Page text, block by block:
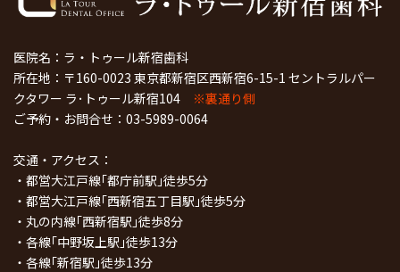
医院名：ラ・トゥール新宿歯科
所在地：〒160-0023 東京都新宿区西新宿6-15-1 セントラルパー
クタワー ラ･トゥール新宿104 ※裏通り側
ご予約・お問合せ： 03-5989-0064
交通・アクセス：
・都営大江戸線｢都庁前駅｣徒歩5分
・都営大江戸線｢西新宿五丁目駅｣徒歩5分
・丸の内線｢西新宿駅｣徒歩8分
・各線｢中野坂上駅｣徒歩13分
・各線｢新宿駅｣徒歩13分